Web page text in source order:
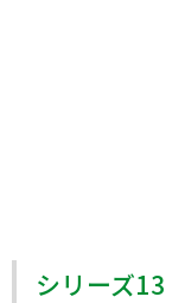
シリーズ13